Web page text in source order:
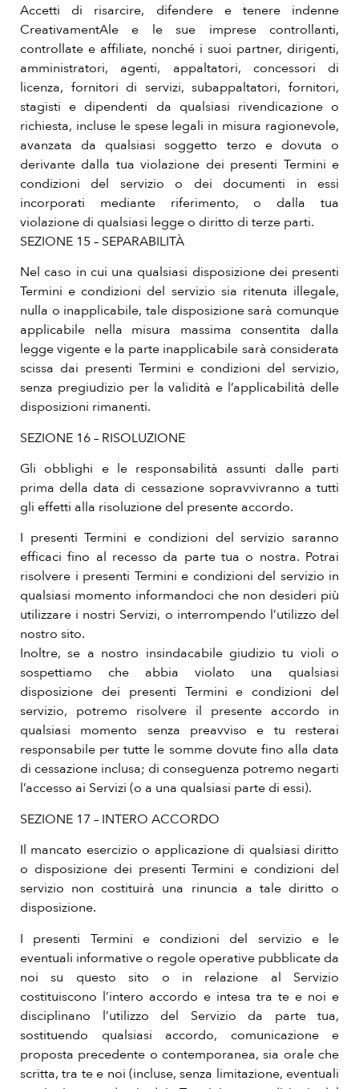
Accetti di risarcire, difendere e tenere indenne
CreativamentAle e le sue imprese controllanti,
controllate e affiliate, nonché i suoi partner, dirigenti,
amministratori, agenti, appaltatori, concessori di
licenza, fornitori di servizi, subappaltatori, fornitori,
stagisti e dipendenti da qualsiasi rivendicazione o
richiesta, incluse le spese legali in misura ragionevole,
avanzata da qualsiasi soggetto terzo e dovuta o
derivante dalla tua violazione dei presenti Termini e
condizioni del servizio o dei documenti in essi
incorporati mediante riferimento, o dalla tua
violazione di qualsiasi legge o diritto di terze parti.
SEZIONE 15 – SEPARABILITÀ
Nel caso in cui una qualsiasi disposizione dei presenti
Termini e condizioni del servizio sia ritenuta illegale,
nulla o inapplicabile, tale disposizione sarà comunque
applicabile nella misura massima consentita dalla
legge vigente e la parte inapplicabile sarà considerata
scissa dai presenti Termini e condizioni del servizio,
senza pregiudizio per la validità e l’applicabilità delle
disposizioni rimanenti.
SEZIONE 16 – RISOLUZIONE
Gli obblighi e le responsabilità assunti dalle parti
prima della data di cessazione sopravvivranno a tutti
gli effetti alla risoluzione del presente accordo.
I presenti Termini e condizioni del servizio saranno
efficaci fino al recesso da parte tua o nostra. Potrai
risolvere i presenti Termini e condizioni del servizio in
qualsiasi momento informandoci che non desideri più
utilizzare i nostri Servizi, o interrompendo l’utilizzo del
nostro sito.
Inoltre, se a nostro insindacabile giudizio tu violi o
sospettiamo che abbia violato una qualsiasi
disposizione dei presenti Termini e condizioni del
servizio, potremo risolvere il presente accordo in
qualsiasi momento senza preavviso e tu resterai
responsabile per tutte le somme dovute fino alla data
di cessazione inclusa; di conseguenza potremo negarti
l’accesso ai Servizi (o a una qualsiasi parte di essi).
SEZIONE 17 – INTERO ACCORDO
Il mancato esercizio o applicazione di qualsiasi diritto
o disposizione dei presenti Termini e condizioni del
servizio non costituirà una rinuncia a tale diritto o
disposizione.
I presenti Termini e condizioni del servizio e le
eventuali informative o regole operative pubblicate da
noi su questo sito o in relazione al Servizio
costituiscono l’intero accordo e intesa tra te e noi e
disciplinano l’utilizzo del Servizio da parte tua,
sostituendo qualsiasi accordo, comunicazione e
proposta precedente o contemporanea, sia orale che
scritta, tra te e noi (incluse, senza limitazione, eventuali